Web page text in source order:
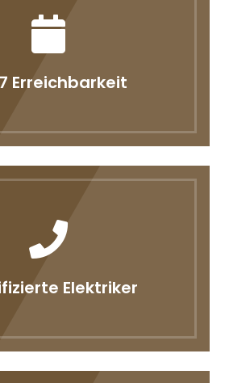
Erreichbarkeit
Elektriker